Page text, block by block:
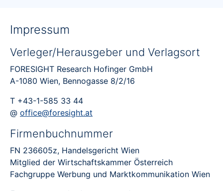
Impressum
Verleger/Herausgeber und Verlagsort
FORESIGHT Research Hofinger GmbH
A-1080 Wien, Bennogasse 8/2/16
T +43-1-585 33 44
@ office@foresight.at
Firmenbuchnummer
FN 236605z, Handelsgericht Wien
Mitglied der Wirtschaftskammer Österreich
Fachgruppe Werbung und Marktkommunikation Wien